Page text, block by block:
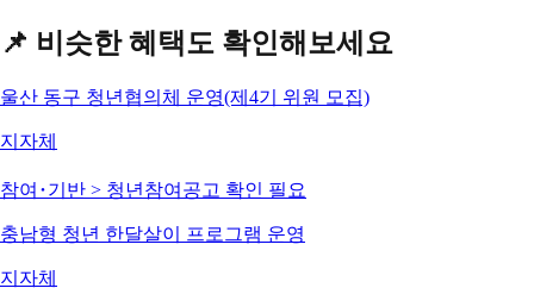
📌 비슷한 혜택도 확인해보세요
울산 동구 청년협의체 운영(제4기 위원 모집)
지자체
참여･기반 > 청년참여 공고 확인 필요
충남형 청년 한달살이 프로그램 운영
지자체